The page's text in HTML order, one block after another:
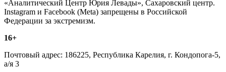
«Аналитический Центр Юрия Левады», Сахаровский центр.
Instagram и Facebook (Metа) запрещены в Российской
Федерации за экстремизм.
16+
Почтовый адрес: 186225, Республика Карелия, г. Кондопога-5,
а/я 3